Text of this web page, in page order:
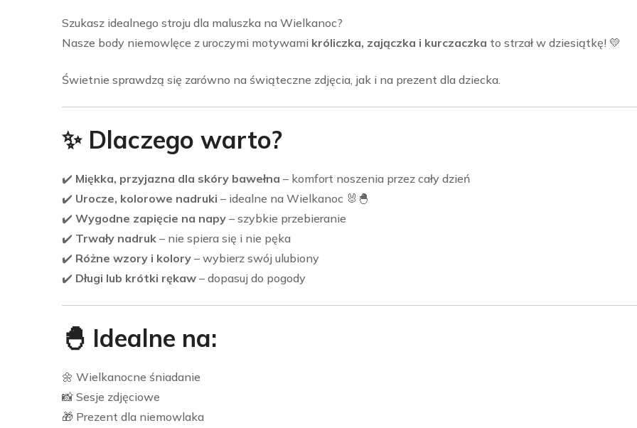
Szukasz idealnego stroju dla maluszka na Wielkanoc?
Nasze body niemowlęce z uroczymi motywami króliczka, zajączka i kurczaczka to strzał w dziesiątkę! 💛
Świetnie sprawdzą się zarówno na świąteczne zdjęcia, jak i na prezent dla dziecka.
✨ Dlaczego warto?
✔️ Miękka, przyjazna dla skóry bawełna – komfort noszenia przez cały dzień
✔️ Urocze, kolorowe nadruki – idealne na Wielkanoc 🐰🐣
✔️ Wygodne zapięcie na napy – szybkie przebieranie
✔️ Trwały nadruk – nie spiera się i nie pęka
✔️ Różne wzory i kolory – wybierz swój ulubiony
✔️ Długi lub krótki rękaw – dopasuj do pogody
🐣 Idealne na:
🌼 Wielkanocne śniadanie
📸 Sesje zdjęciowe
🎁 Prezent dla niemowlaka